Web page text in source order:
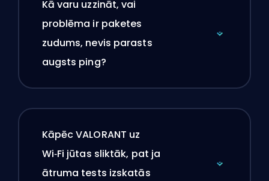
Kā varu uzzināt, vai
problēma ir paketes
zudums, nevis parasts
augsts ping?
Kāpēc VALORANT uz
Wi‑Fi jūtas sliktāk, pat ja
ātruma tests izskatās